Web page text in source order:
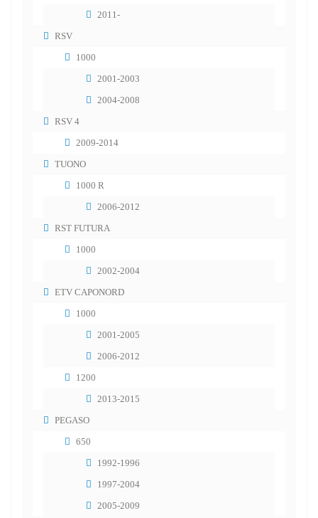
2011-
RSV
1000
2001-2003
2004-2008
RSV 4
2009-2014
TUONO
1000 R
2006-2012
RST FUTURA
1000
2002-2004
ETV CAPONORD
1000
2001-2005
2006-2012
1200
2013-2015
PEGASO
650
1992-1996
1997-2004
2005-2009